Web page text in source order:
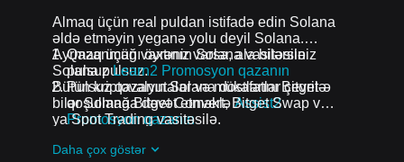
Almaq üçün real puldan istifadə edin Solana
əldə etməyin yeganə yolu deyil Solana.
Ayrmaq üçün vaxtınız varsa, ala bilərsiniz
Solana pulsuz.
Qazanmağı öyrənin Solana vasitəsilə
pulsuzLearn2 Promosyon qazanın
Pulsuz qazanın Solana dostlarını Bitget-ə
qoşulmağa dəvət etməkləAssist2
Promosyon qazanın
davam edən problemlər və promosyonlar
Bütün kriptovalyutalar və mükafatlar çevrilə
bilər Solana Bitget Convert, Bitget Swap və
ya Spot Trading vasitəsilə.
Daha çox göstər